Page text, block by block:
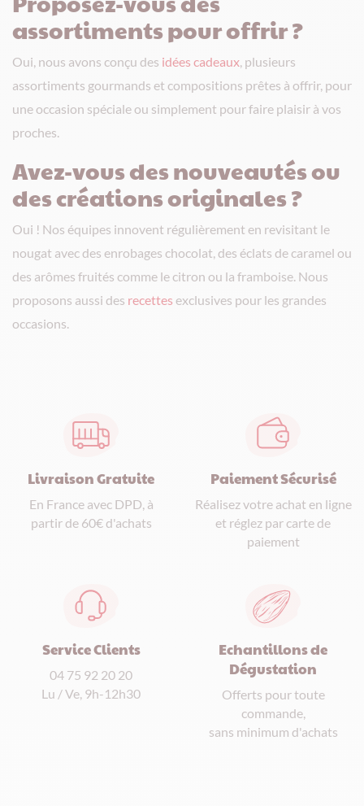
assortiments pour offrir ?
Oui, nous avons conçu des idées cadeaux, plusieurs
assortiments gourmands et compositions prêtes à offrir, pour
une occasion spéciale ou simplement pour faire plaisir à vos
proches.
Avez-vous des nouveautés ou
des créations originales ?
Oui ! Nos équipes innovent régulièrement en revisitant le
nougat avec des enrobages chocolat, des éclats de caramel ou
des arômes fruités comme le citron ou la framboise. Nous
proposons aussi des recettes exclusives pour les grandes
occasions.
Livraison Gratuite
En France avec DPD, à
partir de 60€ d'achats
Paiement Sécurisé
Réalisez votre achat en ligne
et réglez par carte de
paiement
Service Clients
04 75 92 20 20
Lu / Ve, 9h-12h30
Echantillons de
Dégustation
Offerts pour toute
commande,
sans minimum d'achats